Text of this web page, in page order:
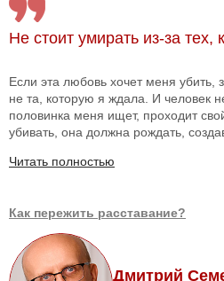
Не стоит умирать из-за тех,
Если эта любовь хочет меня убить,
не та, которую я ждала. И человек
половинка меня ищет, проходит
убивать, она должна рождать,
Читать полностью
Как пережить расставание?
Дмитрий